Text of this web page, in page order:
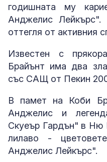
годишната му
Анджелис
оттегля от активния
Известен с
Брайънт има два
със САЩ от Пекин
В памет на Коби
Анджелис и
Скуеър Гардън" в Ню
лилаво -
Анджелис Лейкърс".